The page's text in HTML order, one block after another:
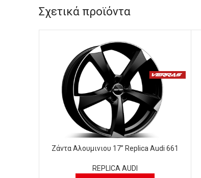
Σχετικά προϊόντα
Ζάντα Αλουμινιου 17” Replica Audi 661
REPLICA AUDI